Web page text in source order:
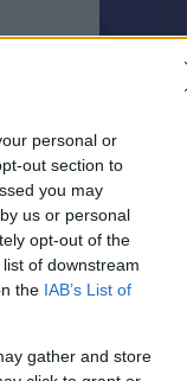
personal or
out section to
you may
us or personal
opt-out of the
of downstream
the IAB’s List of
gather and store